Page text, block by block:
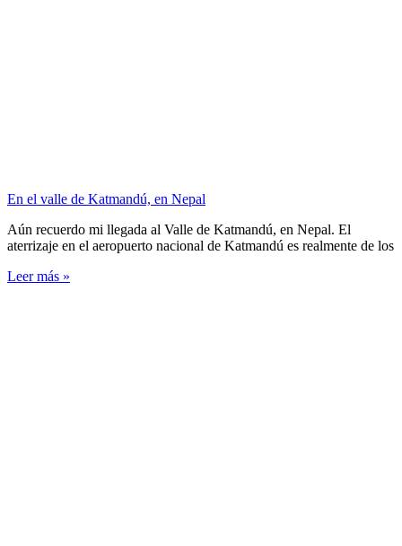
En el valle de Katmandú, en Nepal
Aún recuerdo mi llegada al Valle de Katmandú, en Nepal. El
aterrizaje en el aeropuerto nacional de Katmandú es realmente de los
Leer más »